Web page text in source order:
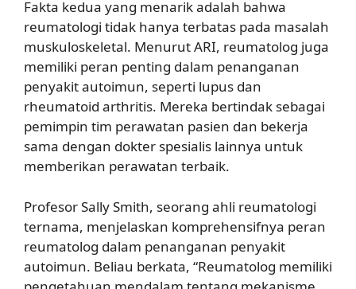
Fakta kedua yang menarik adalah bahwa
reumatologi tidak hanya terbatas pada masalah
muskuloskeletal. Menurut ARI, reumatolog juga
memiliki peran penting dalam penanganan
penyakit autoimun, seperti lupus dan
rheumatoid arthritis. Mereka bertindak sebagai
pemimpin tim perawatan pasien dan bekerja
sama dengan dokter spesialis lainnya untuk
memberikan perawatan terbaik.
Profesor Sally Smith, seorang ahli reumatologi
ternama, menjelaskan komprehensifnya peran
reumatolog dalam penanganan penyakit
autoimun. Beliau berkata, “Reumatolog memiliki